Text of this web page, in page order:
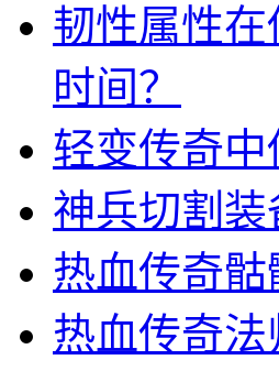
韧性属性
时间？
轻变传奇
神兵切割
热血传奇
热血传奇